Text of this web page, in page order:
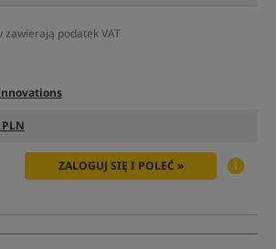
zawierają podatek VAT
ZALOGUJ SIĘ I POLEĆ »